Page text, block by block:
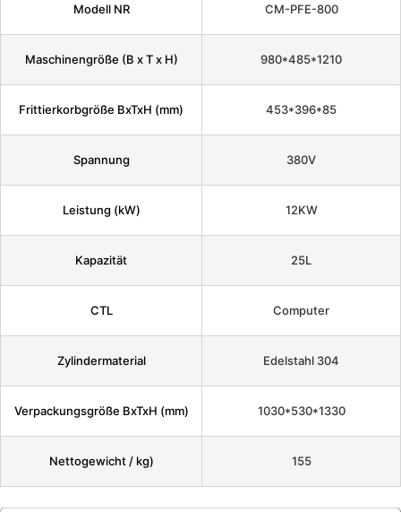
Modell NR CM-PFE-800
Maschinengröße (B x T x H) 980*485*1210
Frittierkorbgröße BxTxH (mm) 453*396*85
Spannung 380V
Leistung (kW) 12KW
Kapazität 25L
CTL Computer
Zylindermaterial Edelstahl 304
Verpackungsgröße BxTxH (mm) 1030*530*1330
Nettogewicht / kg) 155